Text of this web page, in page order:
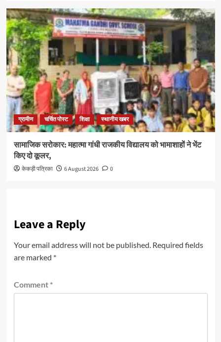
ग्रामीण चर्चित पोस्ट शिक्षा स्थानीय खबर
सामाजिक सरोकार: महात्मा गांधी राजकीय विद्यालय को भामाशाहों ने भेंट
किए दो कूलर,
केकड़ी पत्रिका 6 August 2026 0
Leave a Reply
Your email address will not be published. Required fields
are marked *
Comment *